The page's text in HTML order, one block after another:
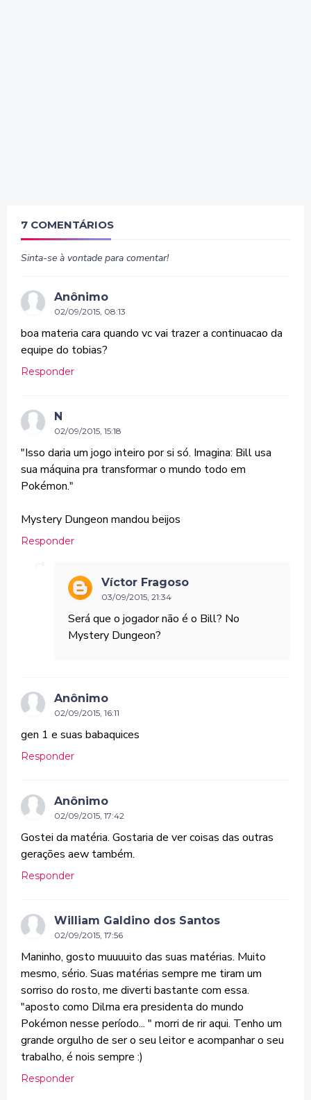
7 COMENTÁRIOS
Sinta-se à vontade para comentar!
Anônimo
02/09/2015, 08:13
boa materia cara quando vc vai trazer a continuacao da
equipe do tobias?
Responder
N
02/09/2015, 15:18
"Isso daria um jogo inteiro por si só. Imagina: Bill usa
sua máquina pra transformar o mundo todo em
Pokémon."
Mystery Dungeon mandou beijos
Responder
Víctor Fragoso
03/09/2015, 21:34
Será que o jogador não é o Bill? No
Mystery Dungeon?
Anônimo
02/09/2015, 16:11
gen 1 e suas babaquices
Responder
Anônimo
02/09/2015, 17:42
Gostei da matéria. Gostaria de ver coisas das outras
gerações aew também.
Responder
William Galdino dos Santos
02/09/2015, 17:56
Maninho, gosto muuuuito das suas matérias. Muito
mesmo, sério. Suas matérias sempre me tiram um
sorriso do rosto, me diverti bastante com essa.
"aposto como Dilma era presidenta do mundo
Pokémon nesse período... " morri de rir aqui. Tenho um
grande orgulho de ser o seu leitor e acompanhar o seu
trabalho, é nois sempre :)
Responder